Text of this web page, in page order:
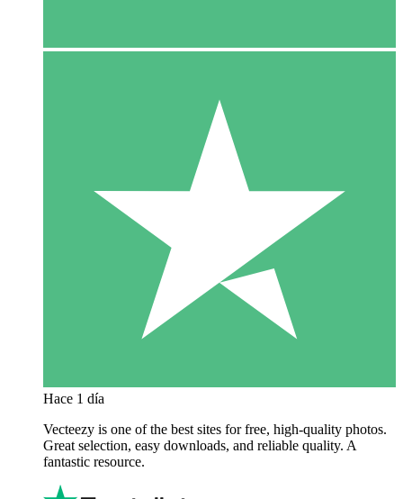
Hace 1 día
Vecteezy is one of the best sites for free, high‑quality photos.
Great selection, easy downloads, and reliable quality. A
fantastic resource.